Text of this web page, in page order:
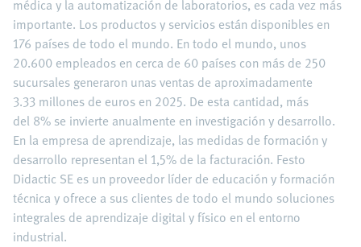
médica y la automatización de laboratorios, es cada vez más
importante. Los productos y servicios están disponibles en
176 países de todo el mundo. En todo el mundo, unos
20.600 empleados en cerca de 60 países con más de 250
sucursales generaron unas ventas de aproximadamente
3.33 millones de euros en 2025. De esta cantidad, más
del 8% se invierte anualmente en investigación y desarrollo.
En la empresa de aprendizaje, las medidas de formación y
desarrollo representan el 1,5% de la facturación. Festo
Didactic SE es un proveedor líder de educación y formación
técnica y ofrece a sus clientes de todo el mundo soluciones
integrales de aprendizaje digital y físico en el entorno
industrial.